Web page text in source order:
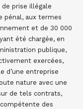
prise illégale
pénal, aux termes
et de 30 000
été chargée, en
publique,
exercées,
d’une entreprise
nature avec une
de tels contrats,
des